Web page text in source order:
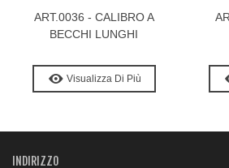
ART.0036 - CALIBRO A
BECCHI LUNGHI
Visualizza Di Più
INDIRIZZO